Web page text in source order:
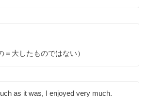
＝大したものではない）
as it was, I enjoyed very much.